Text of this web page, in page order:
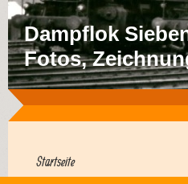
Dampflok
Fotos,
Startseite